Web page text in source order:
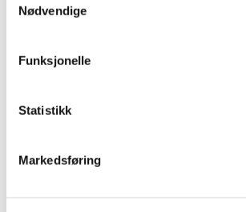
Nødvendige
Funksjonelle
Statistikk
Markedsføring
0
flagg denne anmeldelsen
Ok
3 måneder siden
Helene
Dobbeltsjekket ikke, og baby får vondt i magen